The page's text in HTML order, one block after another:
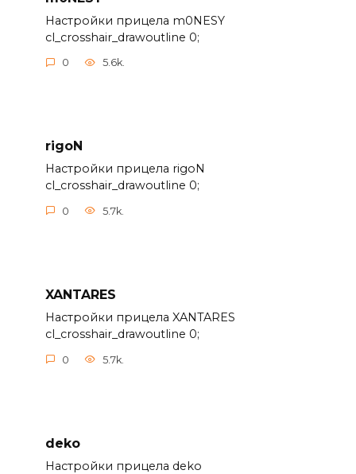
Настройки прицела m0NESY
cl_crosshair_drawoutline 0;
0 5.6k.
rigoN
Настройки прицела rigoN
cl_crosshair_drawoutline 0;
0 5.7k.
XANTARES
Настройки прицела XANTARES
cl_crosshair_drawoutline 0;
0 5.7k.
deko
Настройки прицела deko